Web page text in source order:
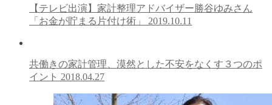
【テレビ出演】家計整理アドバイザー勝谷ゆみさん
「お金が貯まる片付け術」 2019.10.11
共働きの家計管理、漠然とした不安をなくす３つのポ
イント 2018.04.27